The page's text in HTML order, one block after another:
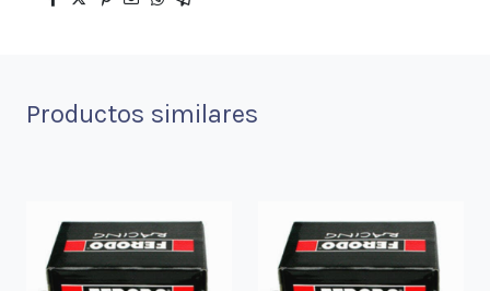
Productos similares